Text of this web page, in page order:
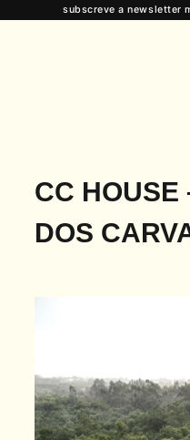
CC HOUSE
DOS
subscreve a newsletter